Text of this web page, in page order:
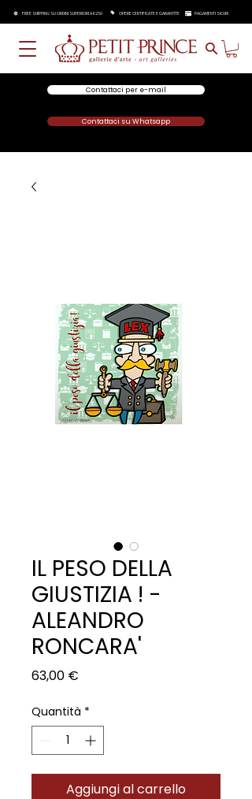
FREE SHIPPING SU ORDINI SUPERIORI A €250 OPERE CERTIFICATE E GARANTITE PAGAMENTI SICURI
Contattaci per e-mail
Contattaci su Whatsapp
IL PESO DELLA
GIUSTIZIA ! -
ALEANDRO
RONCARA'
63,00 €
Quantità *
Aggiungi al carrello